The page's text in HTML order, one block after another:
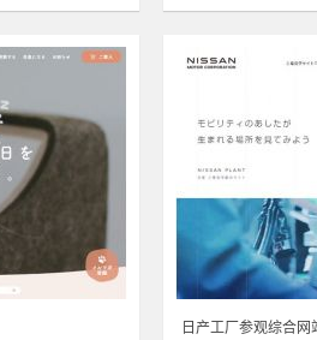
日产工厂参观综合网